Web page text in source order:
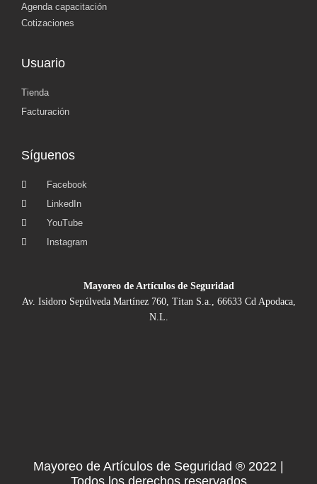
Agenda capacitación
Cotizaciones
Usuario
Tienda
Facturación
Síguenos
Facebook
LinkedIn
YouTube
Instagram
Mayoreo de Artículos de Seguridad
Av. Isidoro Sepúlveda Martínez 760, Titan S.a., 66633 Cd Apodaca,
N.L.
Mayoreo de Artículos de Seguridad ® 2022 |